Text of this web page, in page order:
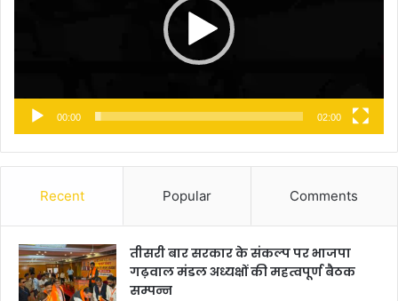
00:00 02:00
Recent Popular Comments
तीसरी बार सरकार के संकल्प पर भाजपा
गढ़वाल मंडल अध्यक्षों की महत्वपूर्ण बैठक
सम्पन्न